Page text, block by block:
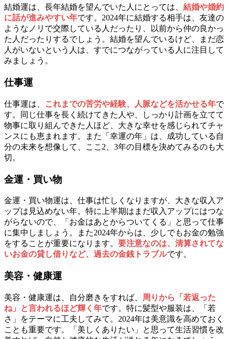
結婚運は、長年結婚を望んでいた人にとっては、 結婚や婚約
に話が進みやすい年です。2024年に結婚する相手は、友達の
ようなノリで交際している人だったり、以前から仲の良かっ
た人だったりするでしょう。結婚を望んでいるけど、まだ恋
人がいないという人は、すでにつながっている人に注目して
みましょう。
仕事運
仕事運は、 これまでの苦労や経験、人脈などを活かせる年で
す。同じ仕事を長く続けてきた人や、しっかり計画を立てて
物事に取り組んできた人ほど、大きな幸せを感じられてチャ
ンスにも恵まれます。また「幸運の年」は、成功している自
分の未来を想像して、ここ2、3年の目標を決めてみるのも大
切。
金運・買い物
金運・買い物運は、仕事は忙しくなりますが、大きな収入ア
ップは見込めない年。特に上半期はまだ収入アップにはつな
がらないので、「お金はあとからついてくる」と思って仕事
に集中しましょう。また2024年からは、少しでもお金の勉強
をすることが重要になります。 要注意なのは、清算されてな
いお金の貸し借りなど、過去の金銭トラブルです。
美容・健康運
美容・健康運は、自分磨きをすれば、
周りから「若返った
ね」と言われるほど輝く年です。特に髪型や服装は、「若
さ」をテーマに工夫してみて。2024年は美意識を高めておく
ことも重要です。「美しくありたい」と思って生活習慣を改